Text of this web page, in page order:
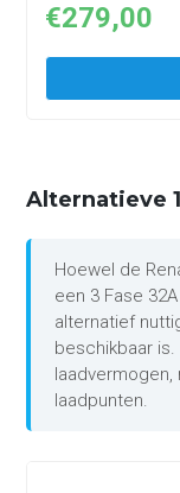
€279,00
Alternatieve
Hoewel de
een 3 Fase
alternatief
beschikbaar
laadpunten.